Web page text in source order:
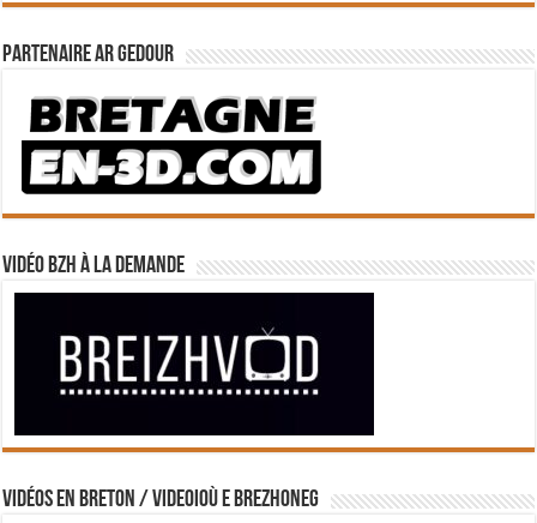
Partenaire Ar Gedour
Vidéo BZH à la demande
Vidéos en breton / Videoioù e brezhoneg